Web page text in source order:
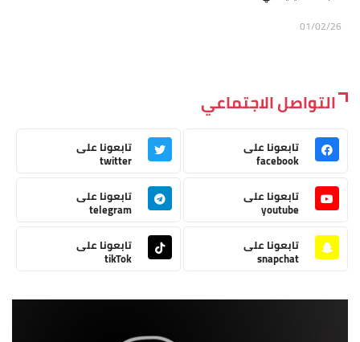
01/02/26
التواصل الاجتماعي
تابعونا على
facebook
تابعونا على
twitter
تابعونا على
youtube
تابعونا على
telegram
تابعونا على
snapchat
تابعونا على
tikTok